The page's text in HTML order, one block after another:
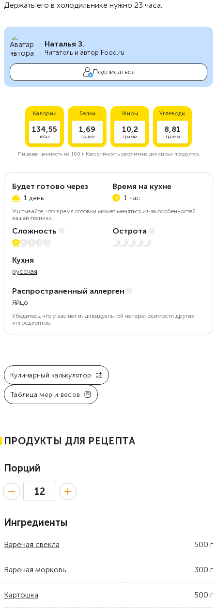
Держать его в холодильнике нужно 23 часа.
Наталья З.
Читатель и автор Food.ru
Подписаться
Калории
134,55
кКал
Белки
1,69
грамм
Жиры
10,2
грамм
Углеводы
8,81
грамм
Пищевая ценность на 100 г.Калорийность рассчитана для сырых продуктов.
Будет готово через
1 день
Время на кухне
1 час
Учитывайте, что время готовки может меняться из-за особенностей
вашей техники.
Сложность
1 из 5
Острота
Нет остроты
Кухня
русская
Распространенный аллерген
Яйцо
Убедитесь, что у вас нет индивидуальной непереносимости других
ингредиентов.
Кулинарный калькулятор
Таблица мер и весов
ПРОДУКТЫ ДЛЯ РЕЦЕПТА
Порций
Ингредиенты
Вареная свекла 500 г
Вареная морковь 300 г
Картошка 500 г